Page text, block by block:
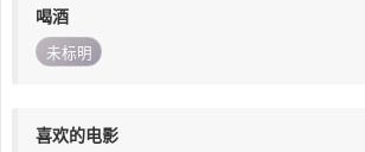
喝酒
未标明
喜欢的电影